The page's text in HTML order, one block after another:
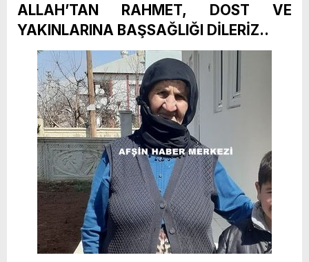
ALLAH’TAN RAHMET, DOST VE
YAKINLARINA BAŞSAĞLIĞI DİLERİZ..